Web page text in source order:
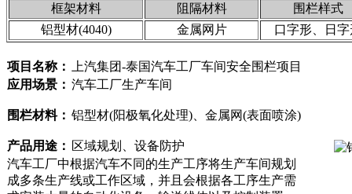
框架材料 阻隔材料
围栏样式
铝型材(4040)
金属网片 口字形、日字
项目名称：
上汽集团-泰国汽车工厂车间安全围栏项目
应用场景： 汽车工厂生产车间
围栏材料： 铝型材(阳极氧化处理)、金属网(表面喷涂)
产品用途： 区域规划、设备防护
汽车工厂中根据汽车不同的生产工序将生产车间规划
成多条生产线或工作区域，并且会根据各工序生产需